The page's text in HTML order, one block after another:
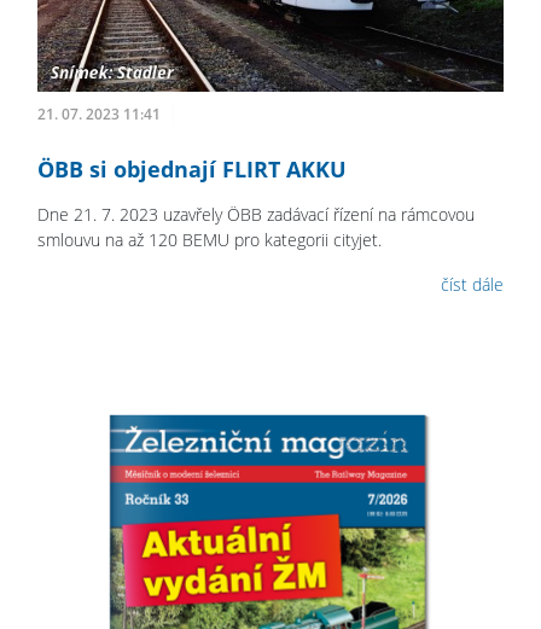
21. 07. 2023 11:41
ÖBB si objednají FLIRT AKKU
Dne 21. 7. 2023 uzavřely ÖBB zadávací řízení na rámcovou
smlouvu na až 120 BEMU pro kategorii cityjet.
číst dále